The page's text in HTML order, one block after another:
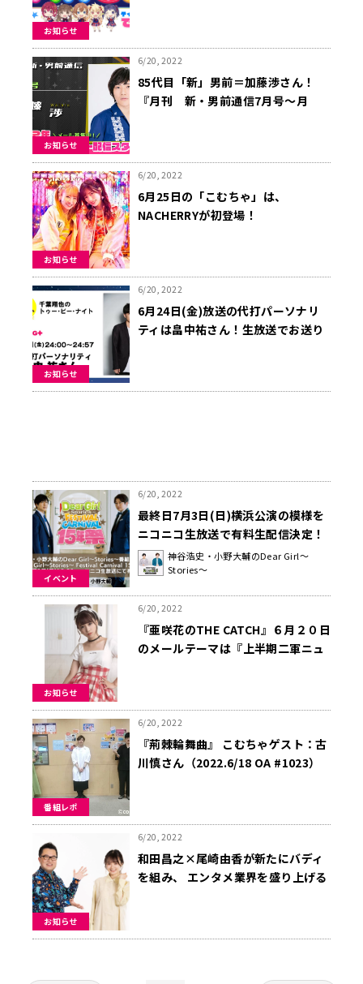
お知らせ
お知らせ
6/20, 2022
85代目「新」男前＝加藤渉さん！
『月刊 新・男前通信7月号～月
お知らせ
6/20, 2022
6月25日の「こむちゃ」は、
NACHERRYが初登場！
お知らせ
6/20, 2022
6月24日(金)放送の代打パーソナリ
ティは畠中祐さん！生放送でお送り
イベント
6/20, 2022
最終日7月3日(日)横浜公演の模様を
ニコニコ生放送で有料生配信決定！
DGS15周年記念イベント「Dear
Girl～Stories～ Festival Carnival
神谷浩史・小野大輔のDear Girl～
Stories～
お知らせ
6/20, 2022
『亜咲花のTHE CATCH』６月２０日
のメールテーマは『上半期二軍ニュ
番組レポ
6/20, 2022
『荊棘輪舞曲』 こむちゃゲスト：古
川慎さん（2022.6/18 OA #1023）
お知らせ
6/20, 2022
和田昌之×尾崎由香が新たにバディ
を組み、 エンタメ業界を盛り上げる